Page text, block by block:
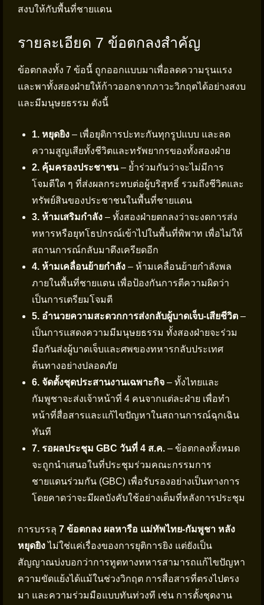
สงบให้กับพื้นที่ชายแดน
รายละเอียด 7 ข้อตกลงสำคัญ
ข้อตกลงทั้ง 7 ข้อนี้ ถูกออกแบบมาเพื่อลดความรุนแรง
และพาทั้งสองฝ่ายให้ก้าวออกจากภาวะวิกฤตได้อย่างสงบ
และมีมนุษยธรรม ดังนี้
1. หยุดยิง – เพื่อยุติการปะทะกันทุกรูปแบบ และลด
ความสูญเสียทั้งชีวิตและทรัพยากรของทั้งสองฝ่าย
2. คุ้มครองประชาชน– ย้ำร่วมกันว่าจะไม่มีการ
โจมตีใด ๆ ที่ส่งผลกระทบต่อผู้บริสุทธิ์ รวมถึงชีวิตและ
ทรัพย์สินของประชาชนในพื้นที่ชายแดน
3. ห้ามเสริมกำลัง – ทั้งสองฝ่ายตกลงว่าจะงดการส่ง
ทหารหรือยุทโธปกรณ์เข้าไปในพื้นที่พิพาท เพื่อไม่ให้
สถานการณ์กลับมาตึงเครียดอีก
4. ห้ามเคลื่อนย้ายกำลัง – ห้ามเคลื่อนย้ายกำลังพล
ภายในพื้นที่ชายแดน เพื่อป้องกันการตีความผิดว่า
เป็นการเตรียมโจมตี
5. อำนวยความสะดวกการส่งกลับผู้บาดเจ็บ-เสียชีวิต –
เป็นการแสดงความมีมนุษยธรรม ทั้งสองฝ่ายจะร่วม
มือกันส่งผู้บาดเจ็บและศพของทหารกลับประเทศ
ต้นทางอย่างปลอดภัย
6. จัดตั้งชุดประสานงานเฉพาะกิจ – ทั้งไทยและ
กัมพูชาจะส่งเจ้าหน้าที่ 4 คนจากแต่ละฝ่าย เพื่อทำ
หน้าที่สื่อสารและแก้ไขปัญหาในสถานการณ์ฉุกเฉิน
ทันที
7. รอผลประชุม GBC วันที่ 4 ส.ค. – ข้อตกลงทั้งหมด
จะถูกนำเสนอในที่ประชุมร่วมคณะกรรมการ
ชายแดนร่วมกัน (GBC) เพื่อรับรองอย่างเป็นทางการ
โดยคาดว่าจะมีผลบังคับใช้อย่างเต็มที่หลังการประชุม
การบรรลุ 7 ข้อตกลง ผลหารือ แม่ทัพไทย-กัมพูชา หลัง
หยุดยิงไม่ใช่แค่เรื่องของการยุติการยิง แต่ยังเป็น
สัญญาณบ่งบอกว่าการทูตทางทหารสามารถแก้ไขปัญหา
ความขัดแย้งได้แม้ในช่วงวิกฤต การสื่อสารที่ตรงไปตรง
มา และความร่วมมือแบบทันท่วงที เช่น การตั้งชุดงาน